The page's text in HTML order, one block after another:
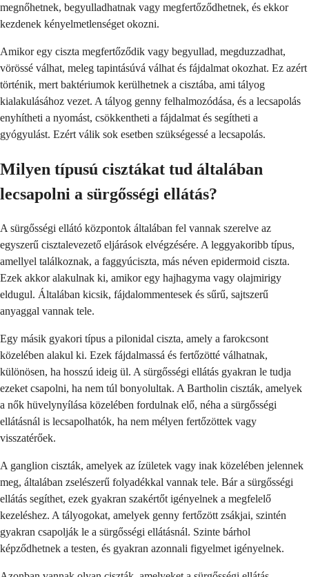
megnőhetnek, begyulladhatnak vagy megfertőződhetnek, és ekkor
kezdenek kényelmetlenséget okozni.
Amikor egy ciszta megfertőződik vagy begyullad, megduzzadhat,
vörössé válhat, meleg tapintásúvá válhat és fájdalmat okozhat. Ez azért
történik, mert baktériumok kerülhetnek a cisztába, ami tályog
kialakulásához vezet. A tályog genny felhalmozódása, és a lecsapolás
enyhítheti a nyomást, csökkentheti a fájdalmat és segítheti a
gyógyulást. Ezért válik sok esetben szükségessé a lecsapolás.
Milyen típusú cisztákat tud általában
lecsapolni a sürgősségi ellátás?
A sürgősségi ellátó központok általában fel vannak szerelve az
egyszerű cisztalevezető eljárások elvégzésére. A leggyakoribb típus,
amellyel találkoznak, a faggyúciszta, más néven epidermoid ciszta.
Ezek akkor alakulnak ki, amikor egy hajhagyma vagy olajmirigy
eldugul. Általában kicsik, fájdalommentesek és sűrű, sajtszerű
anyaggal vannak tele.
Egy másik gyakori típus a pilonidal ciszta, amely a farokcsont
közelében alakul ki. Ezek fájdalmassá és fertőzötté válhatnak,
különösen, ha hosszú ideig ül. A sürgősségi ellátás gyakran le tudja
ezeket csapolni, ha nem túl bonyolultak. A Bartholin ciszták, amelyek
a nők hüvelynyílása közelében fordulnak elő, néha a sürgősségi
ellátásnál is lecsapolhatók, ha nem mélyen fertőzöttek vagy
visszatérőek.
A ganglion ciszták, amelyek az ízületek vagy inak közelében jelennek
meg, általában zselészerű folyadékkal vannak tele. Bár a sürgősségi
ellátás segíthet, ezek gyakran szakértőt igényelnek a megfelelő
kezeléshez. A tályogokat, amelyek genny fertőzött zsákjai, szintén
gyakran csapolják le a sürgősségi ellátásnál. Szinte bárhol
képződhetnek a testen, és gyakran azonnali figyelmet igényelnek.